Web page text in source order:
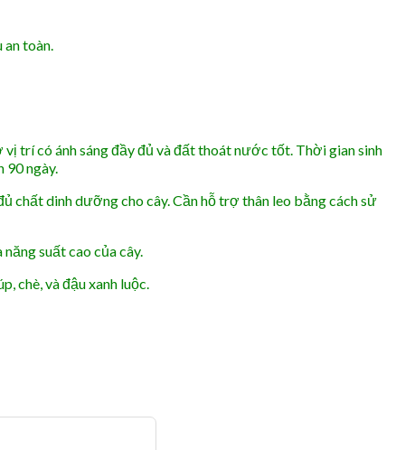
toàn.
trí có ánh sáng đầy đủ và đất thoát nước tốt. Thời gian sinh
ngày.
chất dinh dưỡng cho cây. Cần hỗ trợ thân leo bằng cách sử
suất cao của cây.
chè, và đậu xanh luộc.